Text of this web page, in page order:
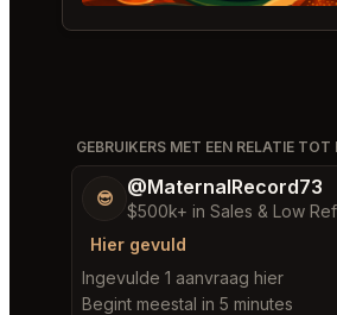
GEBRUIKERS MET EEN RELATIE
😎 @MaternalRecord73
$500k+ in Sales & Low
Hier gevuld
Ingevulde 1 aanvraag hier
Begint meestal in 5 minutes